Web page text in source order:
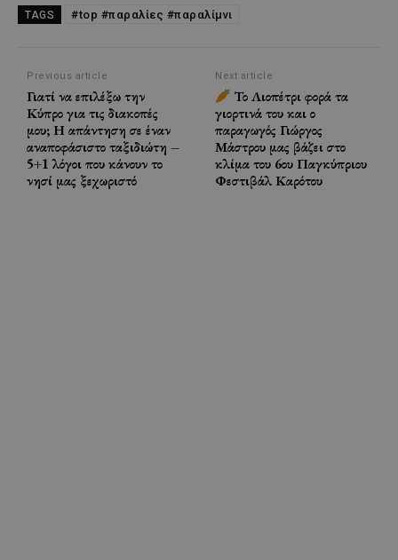
TAGS #top #παραλίες #παραλίμνι
Previous article
Γιατί να επιλέξω την
Κύπρο για τις διακοπές
μου; Η απάντηση σε έναν
αναποφάσιστο ταξιδιώτη –
5+1 λόγοι που κάνουν το
νησί μας ξεχωριστό
Next article
Το Λιοπέτρι φορά τα
γιορτινά του και ο
παραγωγός Γιώργος
Μάστρου μας βάζει στο
κλίμα του 6ου Παγκύπριου
Φεστιβάλ Καρότου